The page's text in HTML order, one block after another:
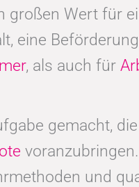
großen Wert für
eine
, als auch für
gemacht,
und